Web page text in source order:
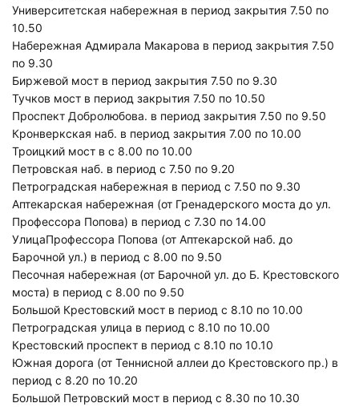
Университетская набережная в период закрытия 7.50 по
10.50
Набережная Адмирала Макарова в период закрытия 7.50
по 9.30
Биржевой мост в период закрытия 7.50 по 9.30
Тучков мост в период закрытия 7.50 по 10.50
Проспект Добролюбова. в период закрытия 7.50 по 9.50
Кронверкская наб. в период закрытия 7.00 по 10.00
Троицкий мост в с 8.00 по 10.00
Петровская наб. в период с 7.50 по 9.20
Петроградская набережная в период с 7.50 по 9.30
Аптекарская набережная (от Гренадерского моста до ул.
Профессора Попова) в период с 7.30 по 14.00
УлицаПрофессора Попова (от Аптекарской наб. до
Барочной ул.) в период с 8.00 по 9.50
Песочная набережная (от Барочной ул. до Б. Крестовского
моста) в период с 8.00 по 9.50
Большой Крестовский мост в период с 8.10 по 10.00
Петроградская улица в период с 8.10 по 10.00
Крестовский проспект в период с 8.10 по 10.10
Южная дорога (от Теннисной аллеи до Крестовского пр.) в
период с 8.20 по 10.20
Большой Петровский мост в период с 8.30 по 10.30